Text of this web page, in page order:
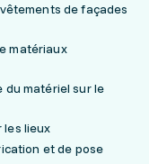
de façades
matériaux
du matériel sur le
les lieux
et de pose